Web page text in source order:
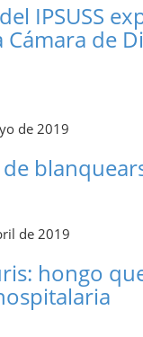
IPSUSS
Cámara de
de 2019
de
de 2019
hongo